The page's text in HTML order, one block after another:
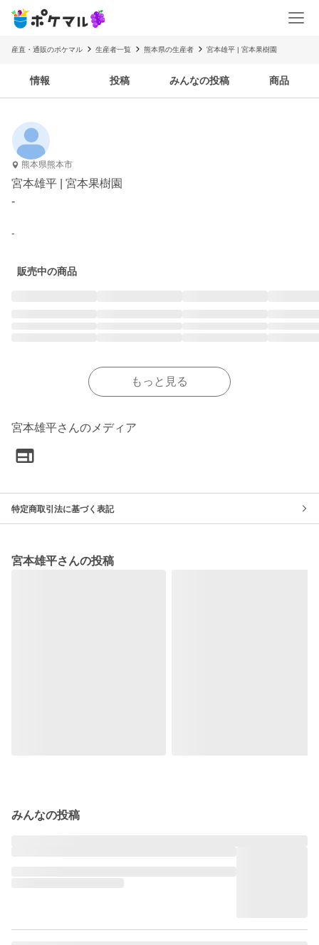
産直・通販のポケマル 生産者一覧 熊本県の生産者 宮本雄平 | 宮本果樹園
情報 投稿 みんなの投稿 商品
熊本県熊本市
宮本雄平 | 宮本果樹園
-
-
販売中の商品
もっと見る
宮本雄平さんのメディア
特定商取引法に基づく表記
宮本雄平さんの投稿
みんなの投稿